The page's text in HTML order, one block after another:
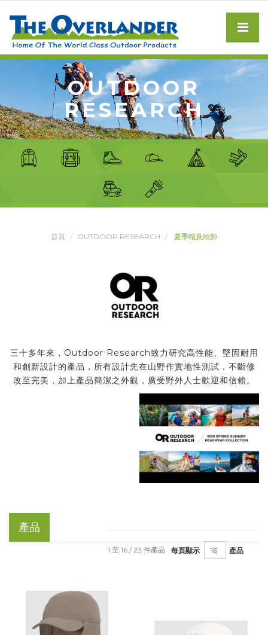
OUTDOOR
RESEARCH
首頁 OUTDOOR RESEARCH 夏季帽及頭飾
三十多年來，Outdoor Research致力研究高性能、堅固耐用
和創新設計的產品，所有設計先在山野作實地性測試，不斷修
改至完美，加上產品簡潔之外觀，廣受野外人士歡迎和信賴。
產品
每頁顯示 產品
1 至 16 / 23 件產品